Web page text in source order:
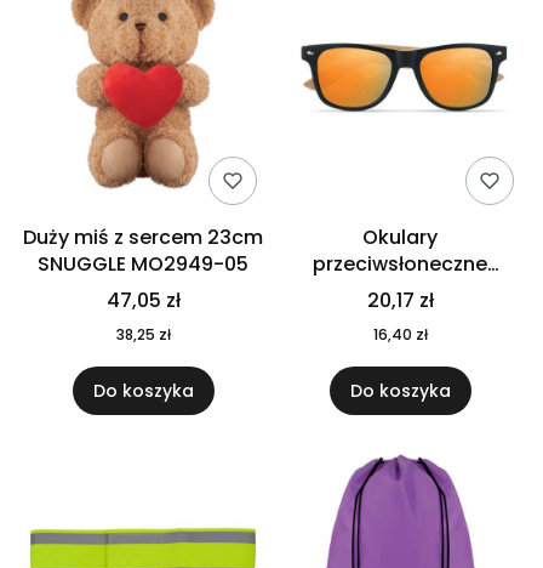
Duży miś z sercem 23cm
SNUGGLE MO2949-05
47,05 zł
38,25 zł
Do koszyka
Okulary
przeciwsłoneczne
CALIFORNIA TOUCH
MO9617-10
20,17 zł
16,40 zł
Do koszyka